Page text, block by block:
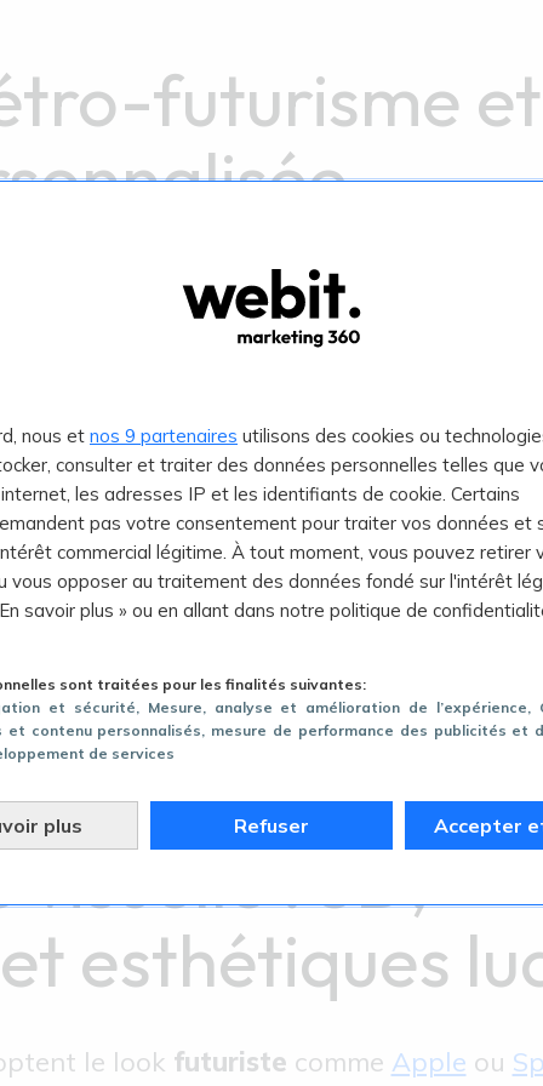
nous et nos 9 partenaires utilisons des cookies ou
consulter et traiter des données personnelles telles que
les adresses IP et les identifiants de cookie. Certains
pas votre consentement pour traiter vos données et
commercial légitime. À tout moment, vous pouvez retirer
vous opposer au traitement des données fondé sur l'intérêt
savoir plus » ou en allant dans notre politique de
sont traitées pour les finalités suivantes:
et sécurité , Mesure, analyse et amélioration de l’expérience
et contenu personnalisés, mesure de performance des publicités et
de services
plus Refuser Accepter
futurisme
persiste. Les couleurs chaudes, les
continuent d’attirer l’audience, tout en
qui réimagine les designs du passé en
. Pensez aux couleurs vives, aux
t-elle? La nostalgie crée un sentiment de
en évoquant une époque
à 2000, c’est une façon de dire : « Le
visuelle : 3D,
esthétiques
le look futuriste comme Apple ou